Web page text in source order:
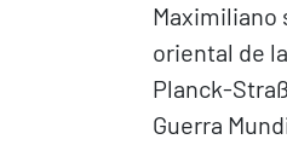
Maximiliano
oriental de
Planck-
Guerra